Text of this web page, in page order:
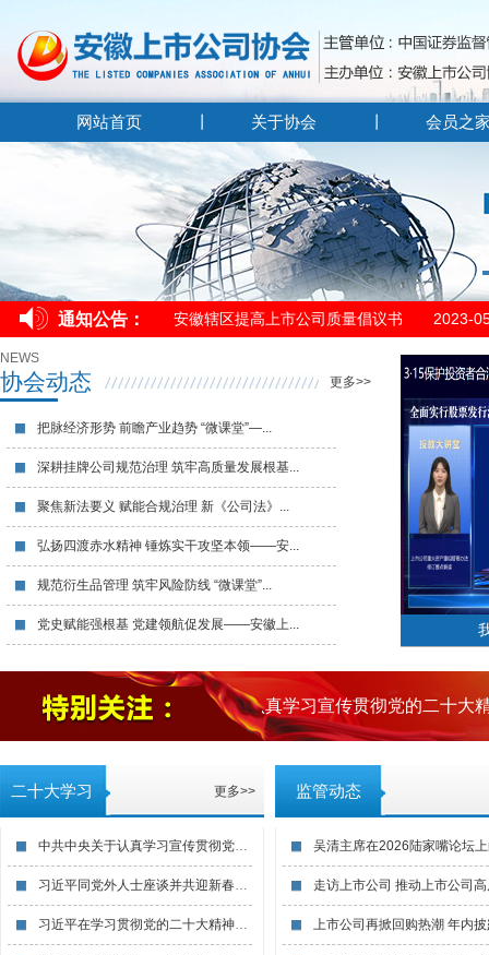
网站首页 关于协会 会员之
通知公告：
安徽辖区提高上市公司​质量倡议书​ 2023-
安徽辖区提高上市公司​质量倡议书​ 2023-
安徽辖区提高上市公司​质量倡议书​ 2023-
NEWS
协会动态 更多>>
把脉经济形势 前瞻产业趋势 “微课堂”—...
深耕挂牌公司规范治理 筑牢高质量发展根基...
聚焦新法要义 赋能合规治理 新《公司法》...
弘扬四渡赤水精神 锤炼实干攻坚本领——安...
规范衍生品管理 筑牢风险防线 “微课堂”...
党史赋能强根基 党建领航促发展——安徽上...
中共中央关于认真学习宣传贯彻党的二十大
二十大学习 更多>>
中共中央关于认真学习宣传贯彻党的二十大精...
习近平同党外人士座谈并共迎新春时强调 以...
习近平在学习贯彻党的二十大精神研讨班开班...
监管动态